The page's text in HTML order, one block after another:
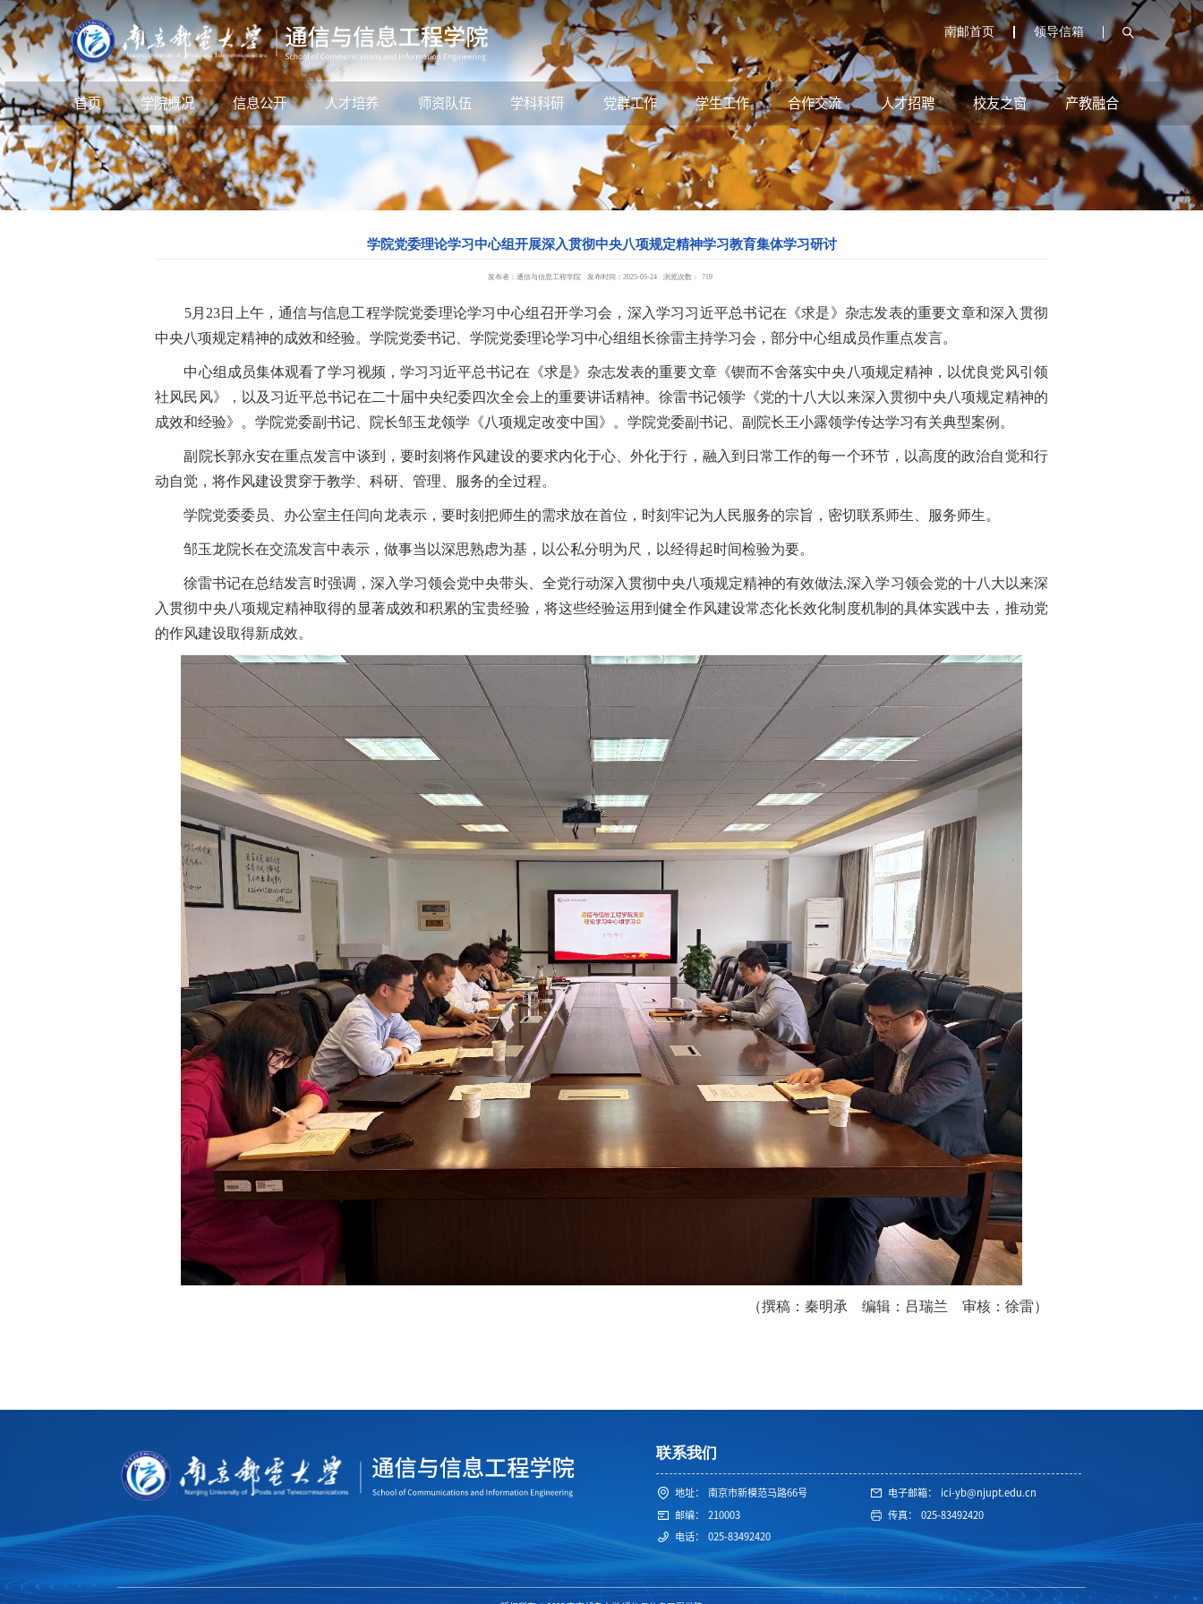
南邮首页 领导信箱
首页 学院概况 信息公开 人才培养 师资队伍 学科科研 党群工作 学生工作 合作交流 人才招聘 校友之窗 产教融合
学院党委理论学习中心组开展深入贯彻中央八项规定精神学习教育集体学习研讨
发布者：通信与信息工程学院 发布时间：2025-05-24 浏览次数： 719
5月23日上午，通信与信息工程学院党委理论学习中心组召开学习会，深入学习习近平总书记在《求是》杂志发表的重要文章和深入贯彻
中央八项规定精神的成效和经验。学院党委书记、学院党委理论学习中心组组长徐雷主持学习会，部分中心组成员作重点发言。
中心组成员集体观看了学习视频，学习习近平总书记在《求是》杂志发表的重要文章《锲而不舍落实中央八项规定精神，以优良党风引领
社风民风》，以及习近平总书记在二十届中央纪委四次全会上的重要讲话精神。徐雷书记领学《党的十八大以来深入贯彻中央八项规定精神的
成效和经验》。学院党委副书记、院长邹玉龙领学《八项规定改变中国》。学院党委副书记、副院长王小露领学传达学习有关典型案例。
副院长郭永安在重点发言中谈到，要时刻将作风建设的要求内化于心、外化于行，融入到日常工作的每一个环节，以高度的政治自觉和行
动自觉，将作风建设贯穿于教学、科研、管理、服务的全过程。
学院党委委员、办公室主任闫向龙表示，要时刻把师生的需求放在首位，时刻牢记为人民服务的宗旨，密切联系师生、服务师生。
邹玉龙院长在交流发言中表示，做事当以深思熟虑为基，以公私分明为尺，以经得起时间检验为要。
徐雷书记在总结发言时强调，深入学习领会党中央带头、全党行动深入贯彻中央八项规定精神的有效做法,深入学习领会党的十八大以来深
入贯彻中央八项规定精神取得的显著成效和积累的宝贵经验，将这些经验运用到健全作风建设常态化长效化制度机制的具体实践中去，推动党
的作风建设取得新成效。
（撰稿：秦明承 编辑：吕瑞兰 审核：徐雷）
联系我们
地址： 南京市新模范马路66号 电子邮箱： ici-yb@njupt.edu.cn
邮编： 210003 传真： 025-83492420
电话： 025-83492420